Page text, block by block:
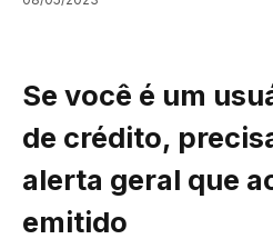
Se você é um
de crédito,
alerta geral que
emitido